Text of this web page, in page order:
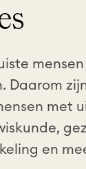
Daarom
met
en